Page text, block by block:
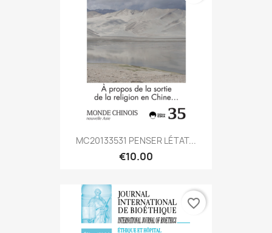
MC20133531 PENSER LÉTAT...
€10.00
favorite_border